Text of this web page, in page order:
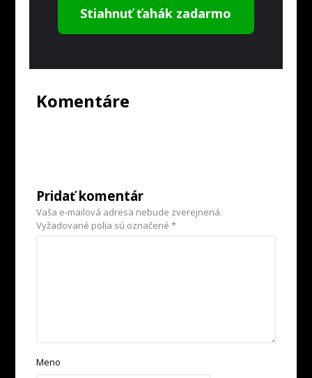
Stiahnuť ťahák zadarmo
Komentáre
Pridať komentár
Vaša e-mailová adresa nebude zverejnená.
Vyžadované polia sú označené*
Meno